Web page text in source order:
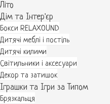
Літо
Дім та Інтер'єр
Бокси RELAXOUND
Дитячі меблі і постіль
Дитячі килими
Світильники і аксесуари
Декор та затишок
Іграшки та Ігри за Типом
Брязкальця